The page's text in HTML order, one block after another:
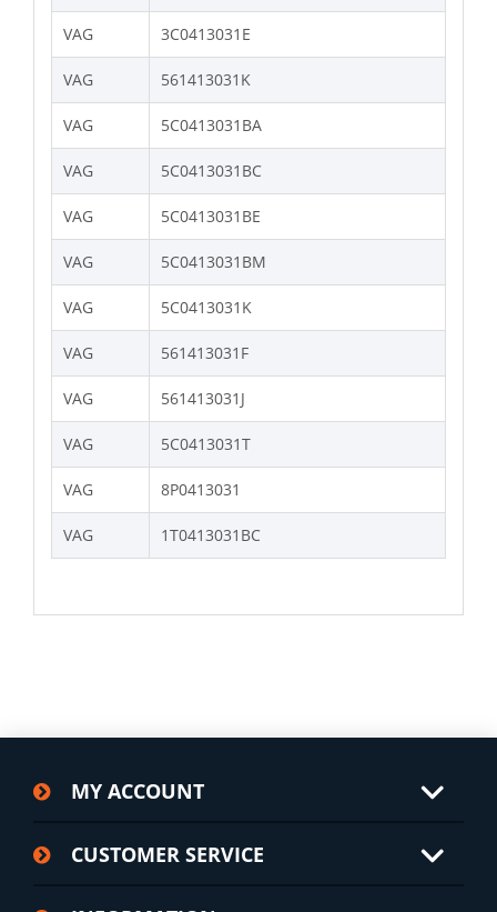
VAG 3C0413031E
VAG 561413031K
VAG 5C0413031BA
VAG 5C0413031BC
VAG 5C0413031BE
VAG 5C0413031BM
VAG 5C0413031K
VAG 561413031F
VAG 561413031J
VAG 5C0413031T
VAG 8P0413031
VAG 1T0413031BC
MY ACCOUNT
CUSTOMER SERVICE